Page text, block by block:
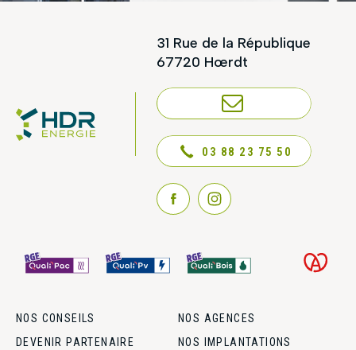
31 Rue de la République
67720 Hœrdt
NOUS CONTACTER
03 88 23 75 50
NOS CONSEILS
NOS AGENCES
DEVENIR PARTENAIRE
NOS IMPLANTATIONS